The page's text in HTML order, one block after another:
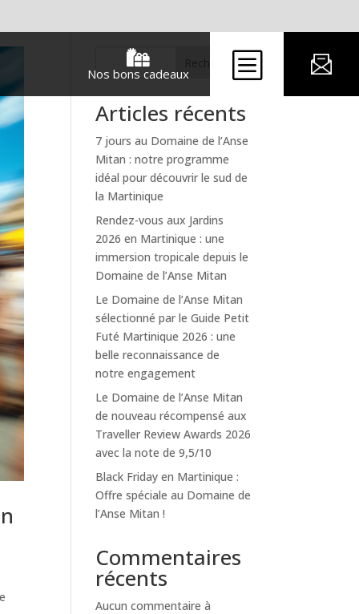

Nos bons cadeaux b
Rechercher
Articles récents
7 jours au Domaine de l’Anse
Mitan : notre programme
idéal pour découvrir le sud de
la Martinique
Rendez-vous aux Jardins
2026 en Martinique : une
immersion tropicale depuis le
Domaine de l’Anse Mitan
Le Domaine de l’Anse Mitan
sélectionné par le Guide Petit
Futé Martinique 2026 : une
belle reconnaissance de
notre engagement
Le Domaine de l’Anse Mitan
de nouveau récompensé aux
Traveller Review Awards 2026
avec la note de 9,5/10
Black Friday en Martinique :
Offre spéciale au Domaine de
l’Anse Mitan !
Commentaires
récents
Aucun commentaire à